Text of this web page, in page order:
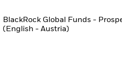
BlackRock Global Funds -
(English - Austria)